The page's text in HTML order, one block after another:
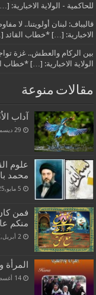
للحاكمية - الولاية
قاليباف: لبنان أولويتنا.. لا
الاخبارية: […] *خطاب
بين الركام والعطش.. غزة
الولاية الاخبارية: […] *خطاب
مقالات منوعة
آداب
29 ديسمبر,2015
علوم
محمد
5 مايو,2025
فمن
منكم
2 أبريل,2017
المرأة
14 أغسطس,2019